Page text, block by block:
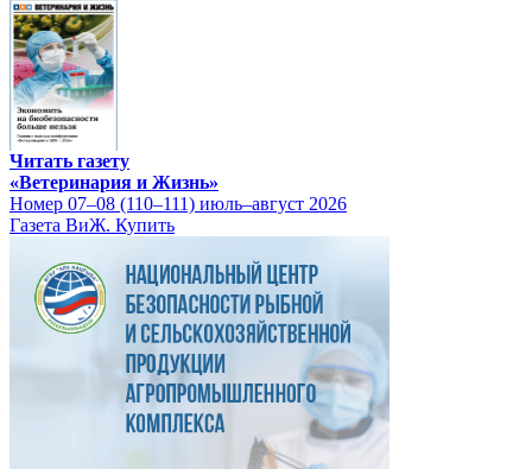
Читать газету
«Ветеринария и Жизнь»
Номер 07–08 (110–111) июль–август 2026
Газета ВиЖ. Купить